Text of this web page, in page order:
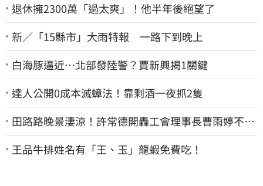
退休擁2300萬「過太爽」！他半年後絕望了
新／「15縣市」大雨特報 一路下到晚上
白海豚逼近…北部發陸警？賈新興揭1關鍵
達人公開0成本滅蟑法！靠剩酒一夜抓2隻
田路路晚景淒涼！許常德開轟工會理事長曹雨婷不忍
了：別只包紅包慰問
王品牛排姓名有「王、玉」龍蝦免費吃！